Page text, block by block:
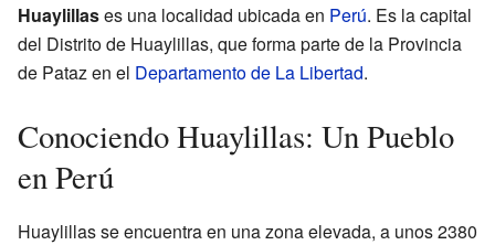
Huaylillases una localidad ubicada en Perú. Es la capital
del Distrito de Huaylillas, que forma parte de la Provincia
de Pataz en el Departamento de La Libertad.
Conociendo Huaylillas: Un Pueblo
en Perú
Huaylillas se encuentra en una zona elevada, a unos 2380